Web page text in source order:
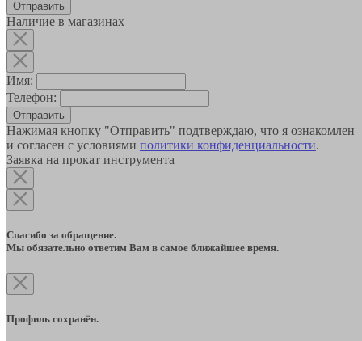
Наличие в магазинах
Имя:
Телефон:
Отправить
Нажимая кнопку "Отправить" подтверждаю, что я ознакомлен
и согласен с условиями политики конфиденциальности.
Заявка на прокат инструмента
Спасибо за обращение.
Мы обязательно ответим Вам в самое ближайшее время.
Профиль сохранён.